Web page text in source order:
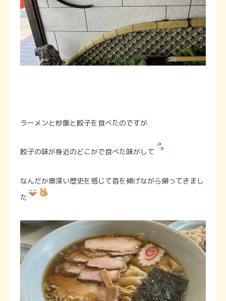
ラーメンと炒飯と餃子を食べたのですが
餃子の味が身近のどこかで食べた味がして
なんだか奥深い歴史を感じて首を傾げながら帰ってきまし
た